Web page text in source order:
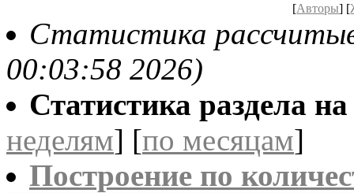
[Авторы] [
Статистика
00:03:58 2026)
Статистика раздела
неделям] [по месяцам]
Построение по